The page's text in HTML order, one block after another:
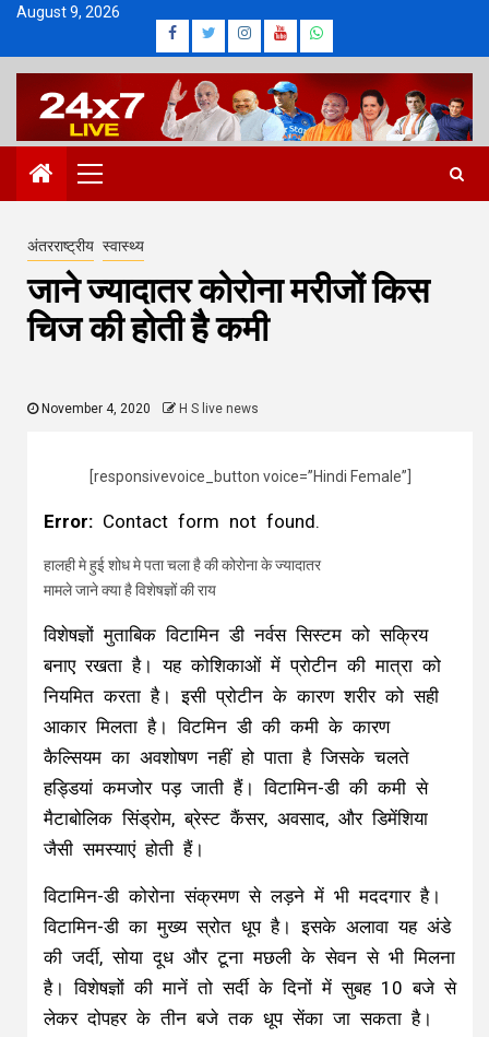
Skip
content
August 9, 2026
Facebook
Twitter
Instagram
Youtube
Whatsapp
Primary
Menu
अंतरराष्ट्रीय स्वास्थ्य
जाने ज्यादातर कोरोना मरीजों किस
चिज की होती है कमी
November 4, 2020 H S live news
[responsivevoice_button voice=”Hindi Female”]
Error: Contact form not found.
हालही मे हुई शोध मे पता चला है की कोरोना के ज्यादातर
मामले जाने क्या है विशेषज्ञों की राय
विशेषज्ञों मुताबिक विटामिन डी नर्वस सिस्टम को सक्रिय
बनाए रखता है। यह कोशिकाओं में प्रोटीन की मात्रा को
नियमित करता है। इसी प्रोटीन के कारण शरीर को सही
आकार मिलता है। विटमिन डी की कमी के कारण
कैल्सियम का अवशोषण नहीं हो पाता है जिसके चलते
हड्डियां कमजोर पड़ जाती हैं। विटामिन-डी की कमी से
मैटाबोलिक सिंड्रोम, ब्रेस्ट कैंसर, अवसाद, और डिमेंशिया
जैसी समस्‍याएं होती हैं।
विटामिन-डी कोरोना संक्रमण से लड़ने में भी मददगार है।
विटामिन-डी का मुख्य स्रोत धूप है। इसके अलावा यह अंडे
की जर्दी, सोया दूध और टूना मछली के सेवन से भी मिलना
है। विशेषज्ञों की मानें तो सर्दी के दिनों में सुबह 10 बजे से
लेकर दोपहर के तीन बजे तक धूप सेंका जा सकता है।